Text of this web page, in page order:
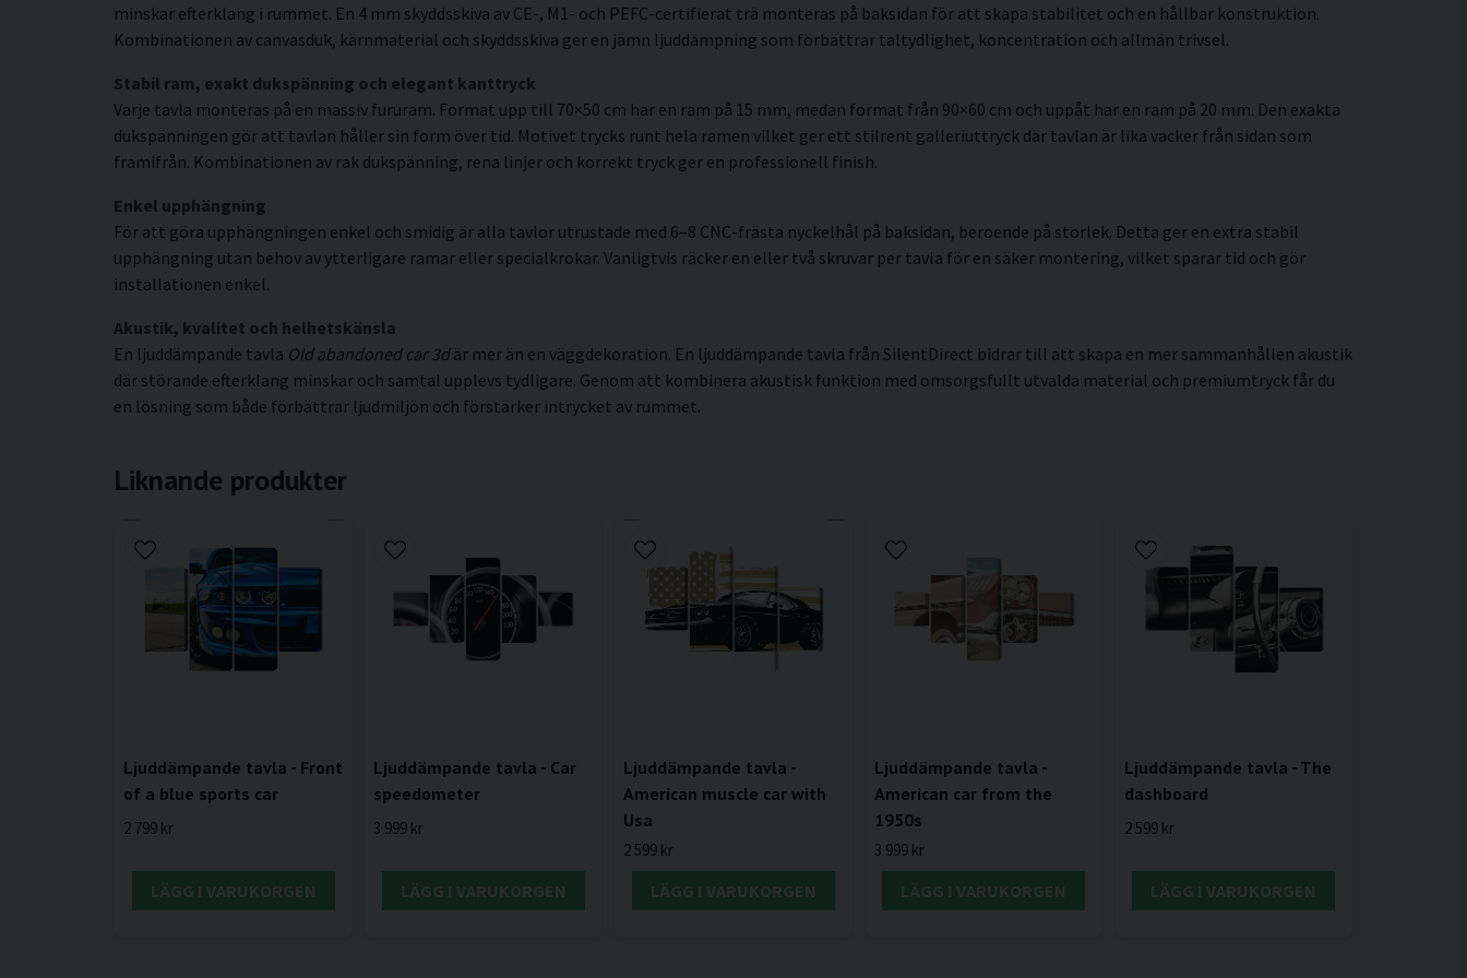
minskar efterklang i rummet. En 4 mm skyddsskiva av CE-, M1- och PEFC-certifierat trä monteras på baksidan för att skapa stabilitet och en hållbar konstruktion.
Kombinationen av canvasduk, kärnmaterial och skyddsskiva ger en jämn ljuddämpning som förbättrar taltydlighet, koncentration och allmän trivsel.
Stabil ram, exakt dukspänning och elegant kanttryck
Varje tavla monteras på en massiv fururam. Format upp till 70×50 cm har en ram på 15 mm, medan format från 90×60 cm och uppåt har en ram på 20 mm. Den exakta
dukspänningen gör att tavlan håller sin form över tid. Motivet trycks runt hela ramen vilket ger ett stilrent galleriuttryck där tavlan är lika vacker från sidan som
framifrån. Kombinationen av rak dukspänning, rena linjer och korrekt tryck ger en professionell finish.
Enkel upphängning
För att göra upphängningen enkel och smidig är alla tavlor utrustade med 6–8 CNC-frästa nyckelhål på baksidan, beroende på storlek. Detta ger en extra stabil
upphängning utan behov av ytterligare ramar eller specialkrokar. Vanligtvis räcker en eller två skruvar per tavla för en säker montering, vilket sparar tid och gör
installationen enkel.
Akustik, kvalitet och helhetskänsla
En ljuddämpande tavla Old abandoned car 3där mer än en väggdekoration. En ljuddämpande tavla från SilentDirect bidrar till att skapa en mer sammanhållen akustik
där störande efterklang minskar och samtal upplevs tydligare. Genom att kombinera akustisk funktion med omsorgsfullt utvalda material och premiumtryck får du
en lösning som både förbättrar ljudmiljön och förstärker intrycket av rummet.
Liknande produkter
Ljuddämpande tavla - Front
of a blue sports car
2 799 kr
LÄGG I VARUKORGEN
Ljuddämpande tavla - Car
speedometer
3 999 kr
LÄGG I VARUKORGEN
Ljuddämpande tavla -
American muscle car with
Usa
2 599 kr
LÄGG I VARUKORGEN
Ljuddämpande tavla -
American car from the
1950s
3 999 kr
LÄGG I VARUKORGEN
Ljuddämpande tavla - The
dashboard
2 599 kr
LÄGG I VARUKORGEN